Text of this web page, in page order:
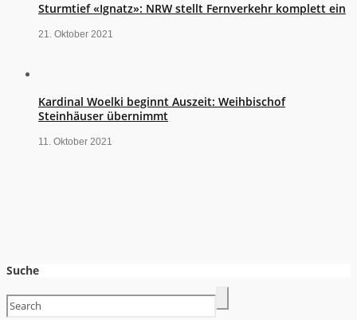
Sturmtief «Ignatz»: NRW stellt Fernverkehr komplett ein
21. Oktober 2021
Kardinal Woelki beginnt Auszeit: Weihbischof
Steinhäuser übernimmt
11. Oktober 2021
Suche